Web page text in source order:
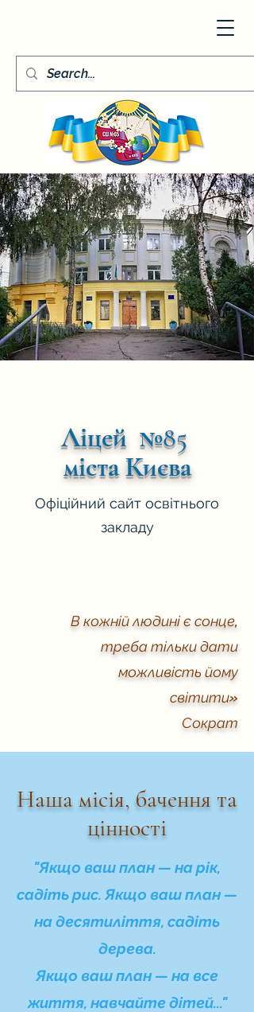
Ліцей №85
міста Києва
Офіційний сайт освітнього
закладу
В кожній людині є сонце,
треба тільки дати
можливість йому
світити»
Сократ
Наша місія, бачення та
цінності
"Якщо ваш план — на рік,
садіть рис. Якщо ваш план —
на десятиліття, садіть
дерева.
Якщо ваш план — на все
життя, навчайте дітей..."